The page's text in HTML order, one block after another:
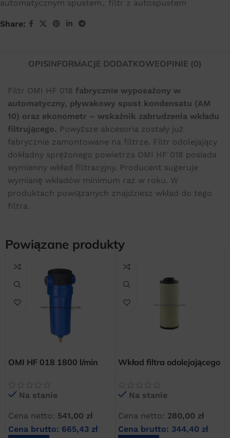
automatycznym spustem , filtr z autospustem
Share:
OPISINFORMACJE DODATKOWEOPINIE (0)
Filtr OMI HF 018 fabrycznie wyposażony w
automatyczny, pływakowy spust kondensatu (AM
10) oraz ekonometr – wskaźnik zabrudzenia wkładu
filtrującego. Powyższe akcesoria zostały już
fabrycznie zamontowane na filtrze. Filtr odolejający
dokładny sprężonego powietrza OMI HF 018 posiada
wymienny wkład filtracyjny. Producent sugeruje
wymianę wkładów minimum raz w roku. W
produktach powiązanych znajdziesz wkład do tego
filtra.
Powiązane produkty
OMI HF 018 1800 l/min
Na stanie
Cena netto: 541,00 zł
Cena brutto: 665,43 zł
Wkład filtra odolejającego
Na stanie
Cena netto: 280,00 zł
Cena brutto: 344,40 zł